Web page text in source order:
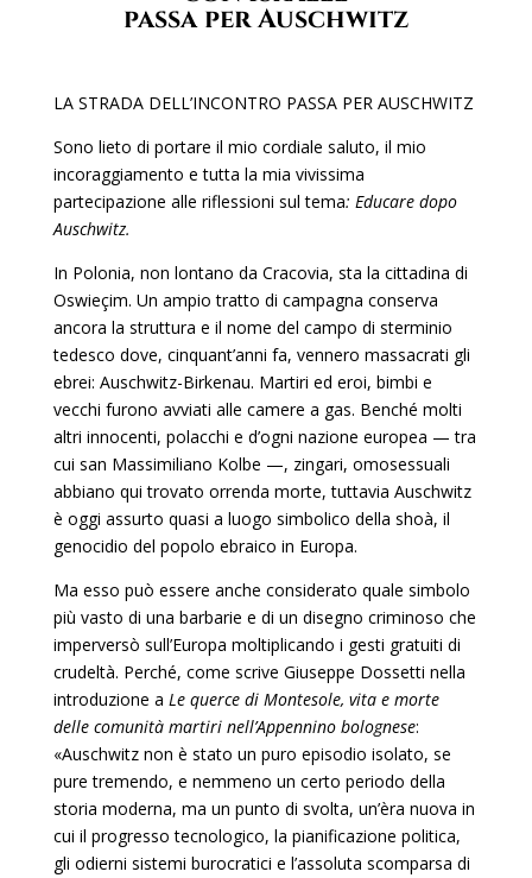
passa per Auschwitz
LA STRADA DELL’INCONTRO PASSA PER AUSCHWITZ
Sono lieto di portare il mio cordiale saluto, il mio
incorag­giamento e tutta la mia vivissima
partecipazione alle riflessioni sul tema: Educare dopo
Auschwitz.
In Polonia, non lontano da Cracovia, sta la cittadina di
Os­wieçim. Un ampio tratto di campagna conserva
ancora la struttura e il nome del campo di sterminio
tedesco dove, cin­quant’anni fa, vennero massacrati gli
ebrei: Auschwitz-Bir­kenau. Martiri ed eroi, bimbi e
vecchi furono avviati alle ca­mere a gas. Benché molti
altri innocenti, polacchi e d’ogni na­zione europea — tra
cui san Massimiliano Kolbe —, zingari, omosessuali
abbiano qui trovato orrenda morte, tuttavia Auschwitz
è oggi assurto quasi a luogo simbolico della shoà, il
genocidio del popolo ebraico in Europa.
Ma esso può essere anche considerato quale simbolo
più vasto di una barbarie e di un disegno criminoso che
imperver­sò sull’Europa moltiplicando i gesti gratuiti di
crudeltà. Per­ché, come scrive Giuseppe Dossetti nella
introduzione a Le querce di Montesole, vita e morte
delle comunità martiri nel­l’Appennino bolognese:
«Auschwitz non è stato un puro episo­dio isolato, se
pure tremendo, e nemmeno un certo periodo della
storia moderna, ma un punto di svolta, un’èra nuova in
cui il progresso tecnologico, la pianificazione politica,
gli odierni sistemi burocratici e l’assoluta scomparsa di